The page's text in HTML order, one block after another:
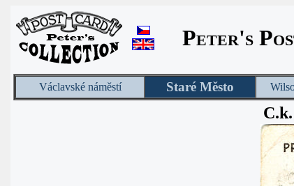
Peter's
Václavské náměstí Staré Město